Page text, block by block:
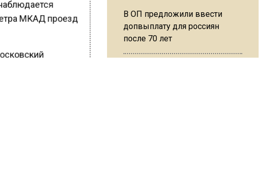
МКАД проезд
В ОП предложили ввести
допвыплату для россиян
после 70 лет